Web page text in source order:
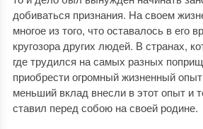
добиваться признания. На своем
многое из того, что оставалось в его
кругозора других людей. В странах,
где трудился на самых разных
приобрести огромный жизненный
меньший вклад внесли в этот опыт и
ставил перед собою на своей родине.